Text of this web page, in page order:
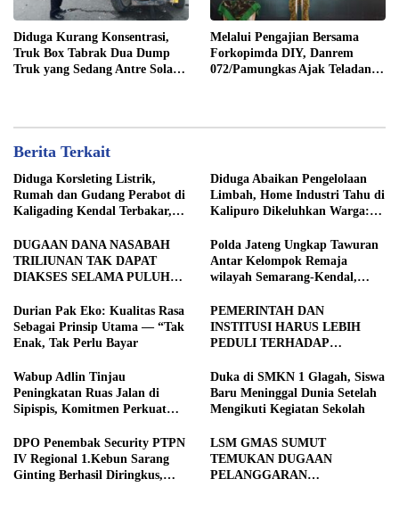
Diduga Kurang Konsentrasi,
Truk Box Tabrak Dua Dump
Truk yang Sedang Antre Solar
Melalui Pengajian Bersama
Forkopimda DIY, Danrem
072/Pamungkas Ajak Teladani
Berita Terkait
Diduga Korsleting Listrik,
Rumah dan Gudang Perabot di
Kaligading Kendal Terbakar,
Diduga Abaikan Pengelolaan
Limbah, Home Industri Tahu di
Kalipuro Dikeluhkan Warga:
Mesin di Malam Hari
DUGAAN DANA NASABAH
TRILIUNAN TAK DAPAT
DIAKSES SELAMA PULUHAN
SEMARANG DESAK
TRANSPARANSI DAN
PEMERIKSAAN
Polda Jateng Ungkap Tawuran
Antar Kelompok Remaja
wilayah Semarang-Kendal,
17 DPO Diburu
Durian Pak Eko: Kualitas Rasa
Sebagai Prinsip Utama — “Tak
Enak, Tak Perlu Bayar
PEMERINTAH DAN
INSTITUSI HARUS LEBIH
PEDULI TERHADAP
STRATEGIS PEMBANGUNAN
Wabup Adlin Tinjau
Peningkatan Ruas Jalan di
Sipispis, Komitmen Perkuat
Duka di SMKN 1 Glagah, Siswa
Baru Meninggal Dunia Setelah
Mengikuti Kegiatan Sekolah
DPO Penembak Security PTPN
IV Regional 1.Kebun Sarang
Ginting Berhasil Diringkus,
LSM GMAS SUMUT
TEMUKAN DUGAAN
PELANGGARAN